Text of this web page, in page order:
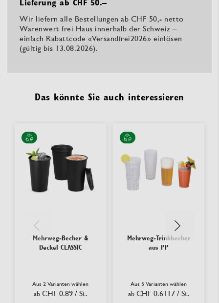
Lieferung ab CHF 50.–
Wir liefern alle Bestellungen ab CHF 50,- netto
Warenwert frei Haus innerhalb der Schweiz –
einfach Rabattcode «Versandfrei2026» einlösen
(gültig bis 13.08.2026).
Das könnte Sie auch interessieren
Mehrweg-Becher &
Deckel CLASSIC
Aus 2 Varianten wählen
ab CHF 0.89 / St.
Mehrweg-Trinkbecher
aus PP
Aus 5 Varianten wählen
ab CHF 0.6117 / St.